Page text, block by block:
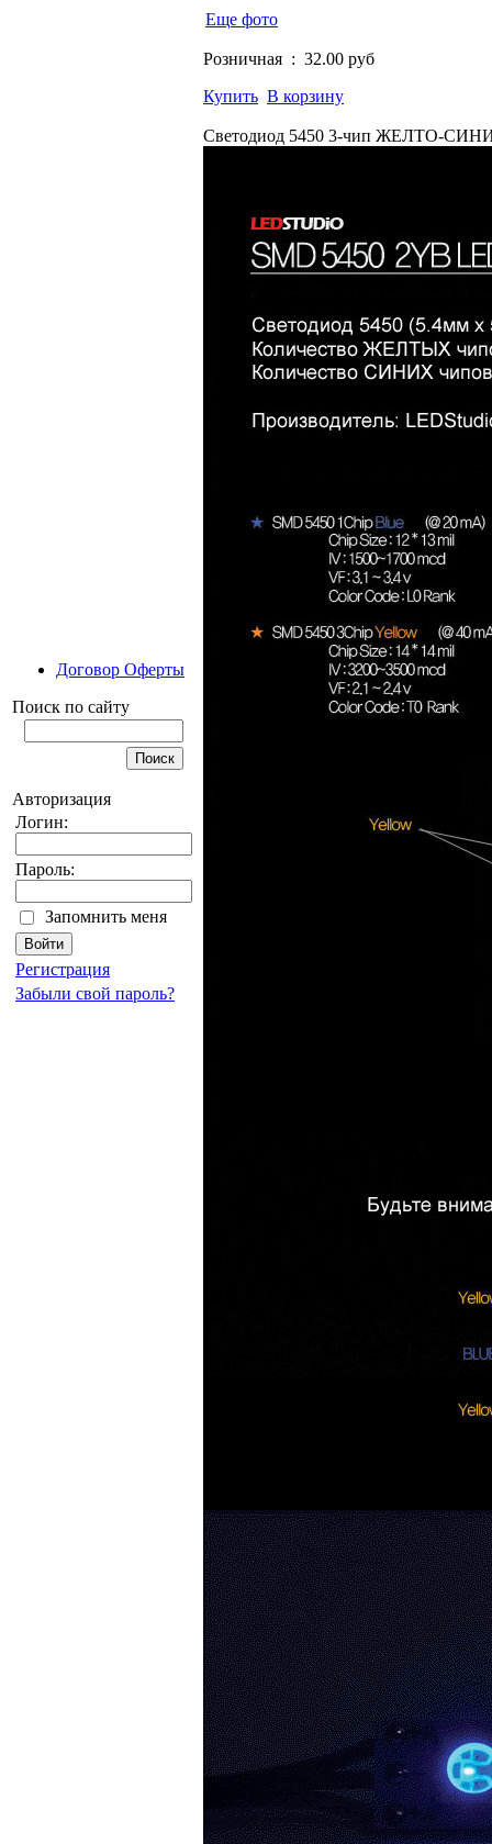
Договор Оферты
Поиск по сайту
Авторизация
Логин:
Пароль:
Запомнить меня
Регистрация
Забыли свой пароль?
Еще фото
Розничная : 32.00 руб
Купить В корзину
Светодиод 5450 3-чип ЖЕЛТО-